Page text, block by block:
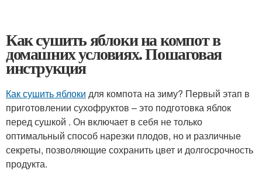
Как сушить яблоки на компот в
домашних условиях. Пошаговая
инструкция
Как сушить яблоки для компота на зиму? Первый этап в
приготовлении сухофруктов – это подготовка яблок
перед сушкой . Он включает в себя не только
оптимальный способ нарезки плодов, но и различные
секреты, позволяющие сохранить цвет и долгосрочность
продукта.